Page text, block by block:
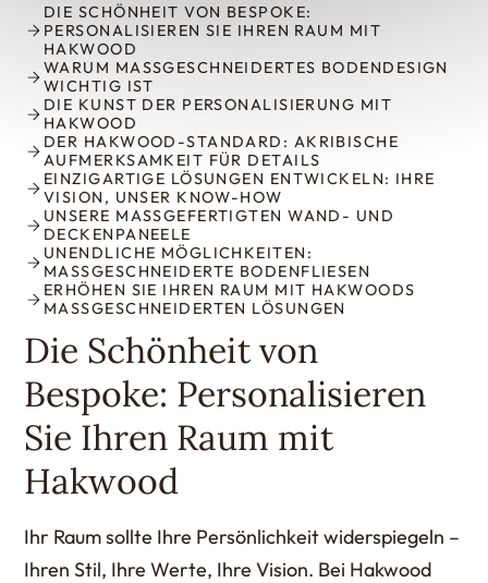
DIE SCHÖNHEIT VON BESPOKE:
PERSONALISIEREN SIE IHREN RAUM MIT
HAKWOOD
WARUM MASSGESCHNEIDERTES BODENDESIGN W
ICHTIG IST
DIE KUNST DER PERSONALISIERUNG MIT
HAKWOOD
DER HAKWOOD-STANDARD: AKRIBISCHE
AUFMERKSAMKEIT FÜR DETAILS
EINZIGARTIGE LÖSUNGEN ENTWICKELN: IHRE
VISION, UNSER KNOW-HOW
UNSERE MASSGEFERTIGTEN WAND- UND D
ECKENPANEELE
UNENDLICHE MÖGLICHKEITEN:
MASSGESCHNEIDERTE BODENFLIESEN
ERHÖHEN SIE IHREN RAUM MIT HAKWOODS
MASSGESCHNEIDERTEN LÖSUNGEN
Die Schönheit von
Bespoke: Personalisieren
Sie Ihren Raum mit
Hakwood
Ihr Raum sollte Ihre Persönlichkeit widerspiegeln –
Ihren Stil, Ihre Werte, Ihre Vision. Bei Hakwood